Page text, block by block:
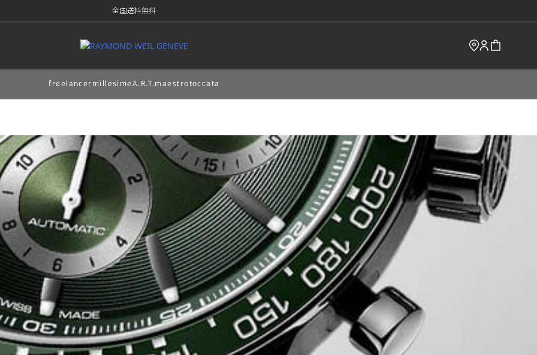
全国送料無料
freelancermillesimeA.R.T.maestrotoccata